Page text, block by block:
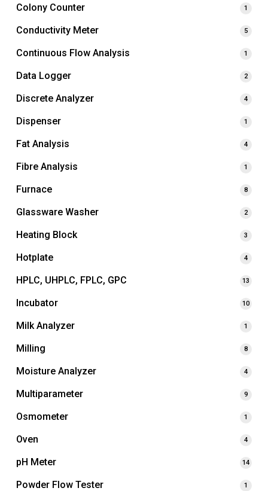
Colony Counter 1
Conductivity Meter 5
Continuous Flow Analysis 1
Data Logger 2
Discrete Analyzer 4
Dispenser 1
Fat Analysis 4
Fibre Analysis 1
Furnace 8
Glassware Washer 2
Heating Block 3
Hotplate 4
HPLC, UHPLC, FPLC, GPC 13
Incubator 10
Milk Analyzer 1
Milling 8
Moisture Analyzer 4
Multiparameter 9
Osmometer 1
Oven 4
pH Meter 14
Powder Flow Tester 1